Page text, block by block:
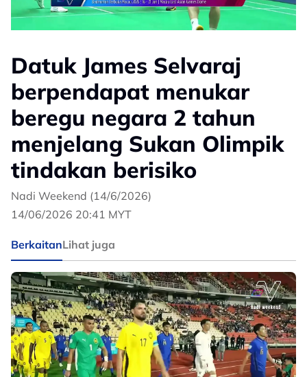
Datuk James Selvaraj
berpendapat menukar
beregu negara 2 tahun
menjelang Sukan Olimpik
tindakan berisiko
Nadi Weekend (14/6/2026)
14/06/2026 20:41 MYT
BerkaitanLihat juga